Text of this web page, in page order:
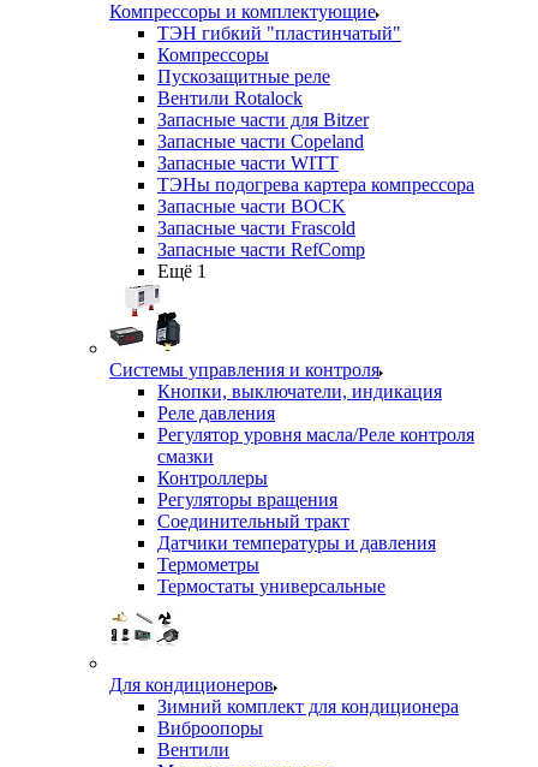
Компрессоры и комплектующие
ТЭН гибкий "пластинчатый"
Компрессоры
Пускозащитные реле
Вентили Rotalock
Запасные части для Bitzer
Запасные части Copeland
Запасные части WITT
ТЭНы подогрева картера компрессора
Запасные части BOCK
Запасные части Frascold
Запасные части RefComp
Ещё 1
Системы управления и контроля
Кнопки, выключатели, индикация
Реле давления
Регулятор уровня масла/Реле контроля
смазки
Контроллеры
Регуляторы вращения
Соединительный тракт
Датчики температуры и давления
Термометры
Термостаты универсальные
Для кондиционеров
Зимний комплект для кондиционера
Виброопоры
Вентили